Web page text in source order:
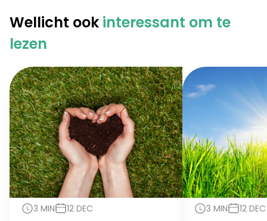
Wellicht ook interessant om te
lezen
3 MIN 12 DEC 3 MIN 12 DEC